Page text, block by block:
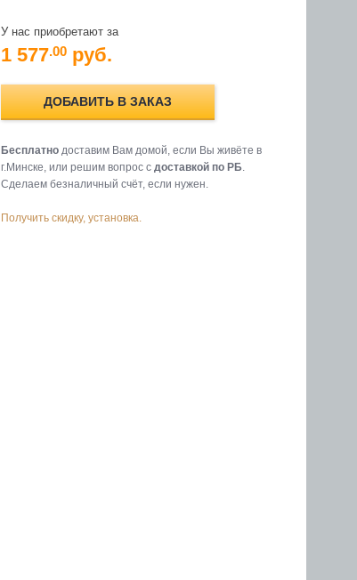
У нас приобретают за
1 577.00 руб.
ДОБАВИТЬ В ЗАКАЗ
Бесплатнодоставим Вам домой, если Вы живёте в
г.Минске, или решим вопрос с доставкой по РБ.
Cделаем безналичный счёт, если нужен.
Получить скидку, установка.